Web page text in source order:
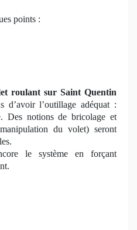
points :
roulant sur Saint Quentin
d’avoir l’outillage adéquat :
Des notions de bricolage et
du volet) seront
le système en forçant